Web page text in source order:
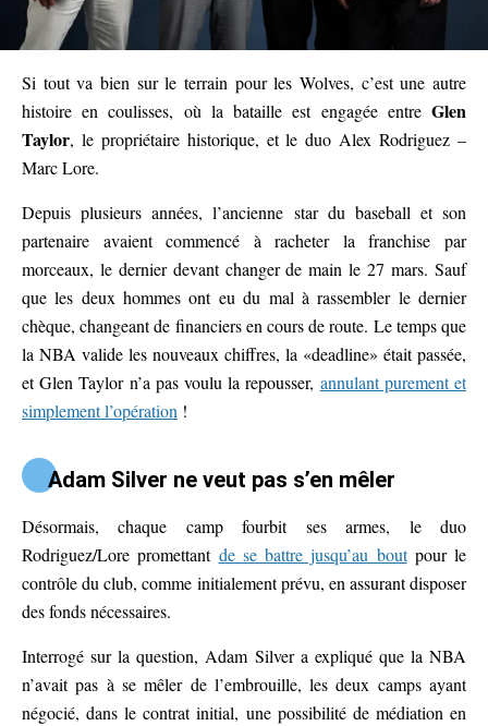
Si tout va bien sur le terrain pour les Wolves, c’est une autre
histoire en coulisses, où la bataille est engagée entre Glen
Taylor, le propriétaire historique, et le duo Alex Rodriguez –
Marc Lore.
Depuis plusieurs années, l’ancienne star du baseball et son
partenaire avaient commencé à racheter la franchise par
morceaux, le dernier devant changer de main le 27 mars. Sauf
que les deux hommes ont eu du mal à rassembler le dernier
chèque, changeant de financiers en cours de route. Le temps que
la NBA valide les nouveaux chiffres, la «deadline» était passée,
et Glen Taylor n’a pas voulu la repousser, annulant purement et
simplement l’opération !
Adam Silver ne veut pas s’en mêler
Désormais, chaque camp fourbit ses armes, le duo
Rodriguez/Lore promettant de se battre jusqu’au boutpour le
contrôle du club, comme initialement prévu, en assurant disposer
des fonds nécessaires.
Interrogé sur la question, Adam Silver a expliqué que la NBA
n’avait pas à se mêler de l’embrouille, les deux camps ayant
négocié, dans le contrat initial, une possibilité de médiation en